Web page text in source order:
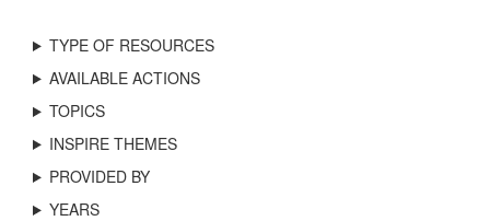
TYPE OF RESOURCES
AVAILABLE ACTIONS
TOPICS
INSPIRE THEMES
PROVIDED BY
YEARS